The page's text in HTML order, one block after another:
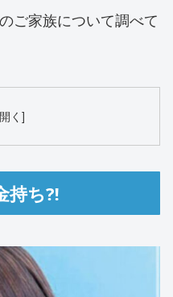
ご家族について調べて
持ち⁈